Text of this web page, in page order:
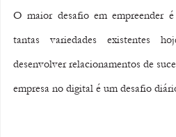
O maior desafio em empreender
tantas variedades existentes
desenvolver relacionamentos de
empresa no digital é um desafio